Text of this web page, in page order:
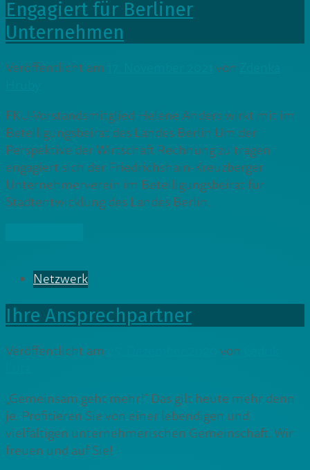
Engagiert für Berliner
Unternehmen
Veröffentlicht am von
FKU-Vorstandsmitglied Helene Anders wirkt mit im
Beteiligungsbeirat des Landes Berlin Um der
Perspektive der Wirtschaft Rechnung zu tragen
engagiert sich der Friedrichshain-Kreuzberger
Unternehmerverein im Beteiligungsbeirat für
Stadtentwicklung des Landes Berlin.
Netzwerk
Ihre Ansprechpartner
Veröffentlicht am von
„Gemeinsam geht mehr!“ Das gilt heute mehr denn
je. Profitieren Sie von einer lebendigen und
vielfältigen unternehmerischen Gemeinschaft. Wir
freuen und auf Sie!